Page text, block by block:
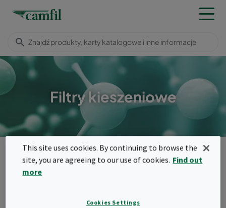
Filtry kieszeniowe
Produkty Filtry węglowe do wentylacji Filtry kieszeniowe
Menu
This site uses cookies. By continuing to browse the
site, you are agreeing to our use of cookies. Find out
more
Cookies Settings